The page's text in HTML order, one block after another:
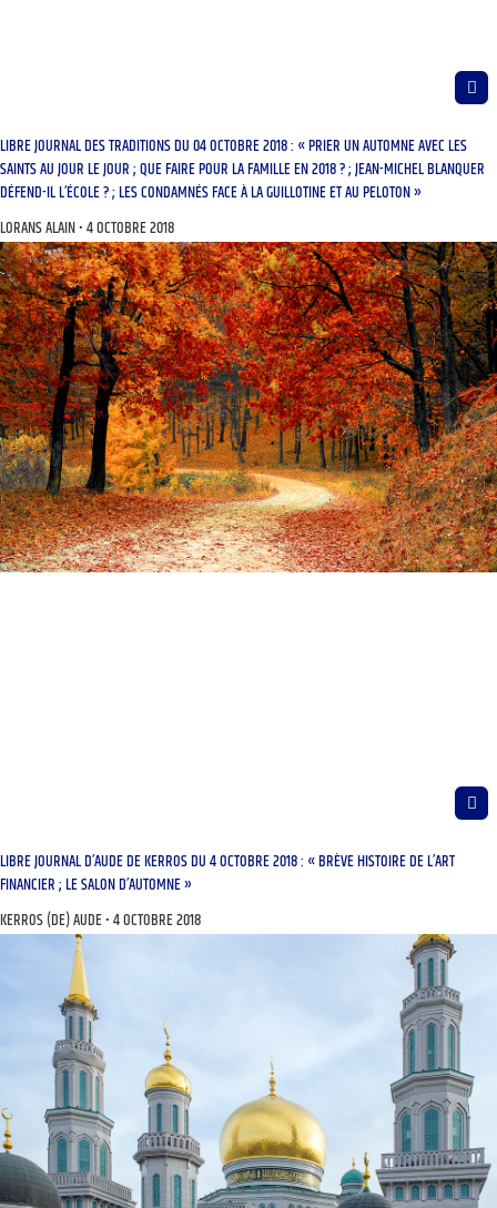
LIBRE JOURNAL DES TRADITIONS DU 04 OCTOBRE 2018 : « PRIER UN AUTOMNE AVEC LES
SAINTS AU JOUR LE JOUR ; QUE FAIRE POUR LA FAMILLE EN 2018 ? ; JEAN-MICHEL BLANQUER
DÉFEND-IL L’ÉCOLE ? ; LES CONDAMNÉS FACE À LA GUILLOTINE ET AU PELOTON »
LORANS ALAIN 4 OCTOBRE 2018
LIBRE JOURNAL D’AUDE DE KERROS DU 4 OCTOBRE 2018 : « BRÈVE HISTOIRE DE L’ART
FINANCIER ; LE SALON D’AUTOMNE »
KERROS (DE) AUDE 4 OCTOBRE 2018